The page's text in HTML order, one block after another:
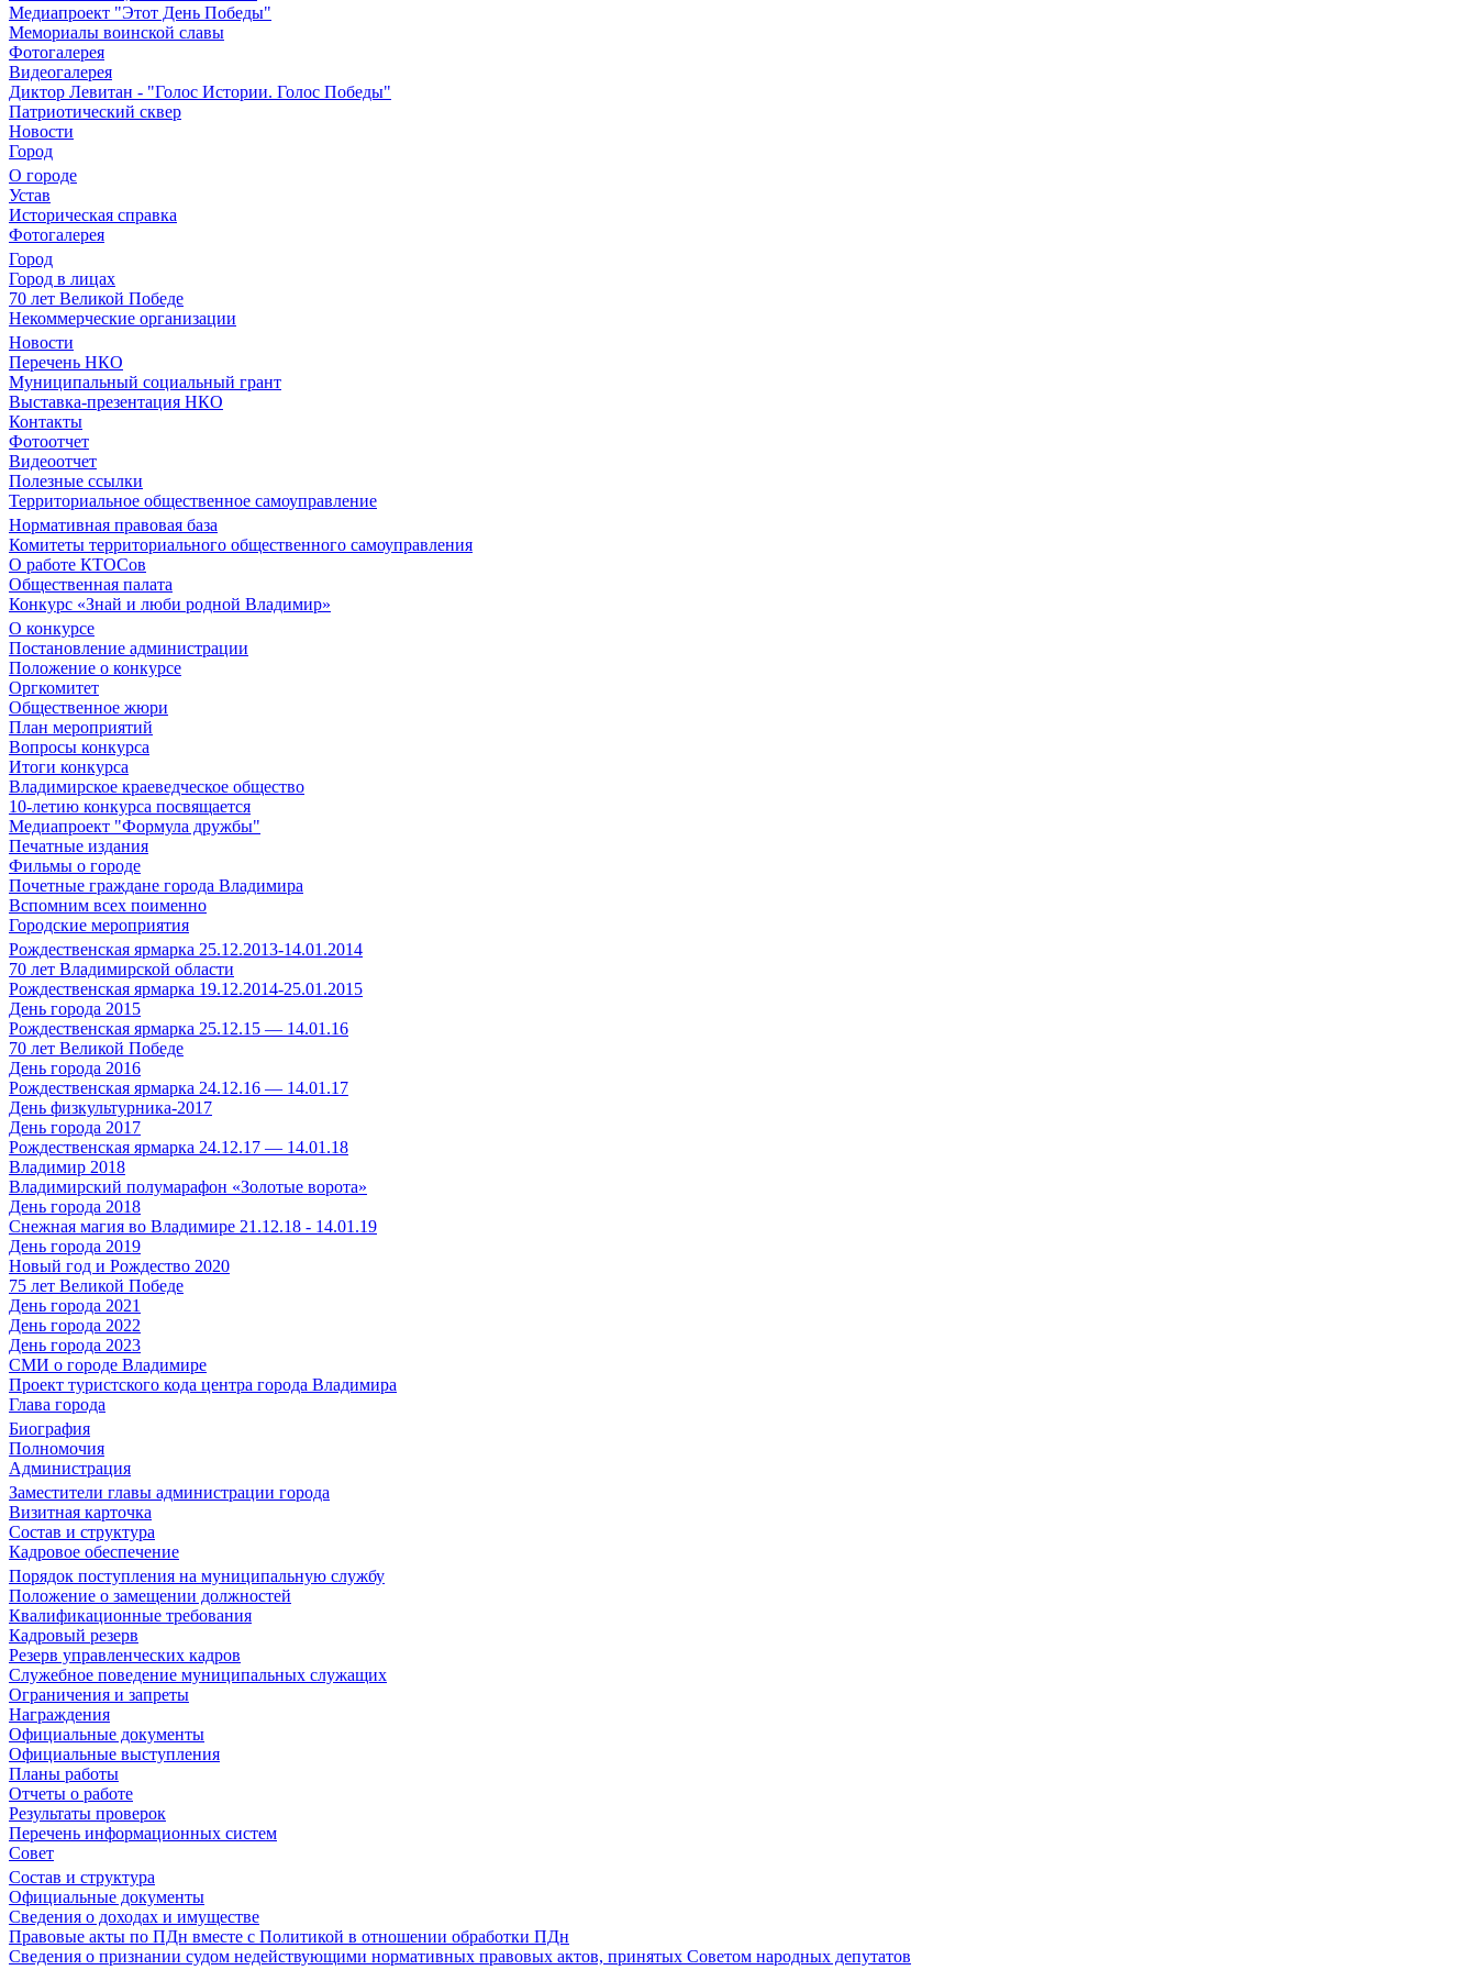
Медиапроект "Этот День Победы"
Мемориалы воинской славы
Фотогалерея
Видеогалерея
Диктор Левитан - "Голос Истории. Голос Победы"
Патриотический сквер
Новости
Город
О городе
Устав
Историческая справка
Фотогалерея
Город
Город в лицах
70 лет Великой Победе
Некоммерческие организации
Новости
Перечень НКО
Муниципальный социальный грант
Выставка-презентация НКО
Контакты
Фотоотчет
Видеоотчет
Полезные ссылки
Территориальное общественное самоуправление
Нормативная правовая база
Комитеты территориального общественного самоуправления
О работе КТОСов
Общественная палата
Конкурс «Знай и люби родной Владимир»
О конкурсе
Постановление администрации
Положение о конкурсе
Оргкомитет
Общественное жюри
План мероприятий
Вопросы конкурса
Итоги конкурса
Владимирское краеведческое общество
10-летию конкурса посвящается
Медиапроект "Формула дружбы"
Печатные издания
Фильмы о городе
Почетные граждане города Владимира
Вспомним всех поименно
Городские мероприятия
Рождественская ярмарка 25.12.2013-14.01.2014
70 лет Владимирской области
Рождественская ярмарка 19.12.2014-25.01.2015
День города 2015
Рождественская ярмарка 25.12.15 — 14.01.16
70 лет Великой Победе
День города 2016
Рождественская ярмарка 24.12.16 — 14.01.17
День физкультурника-2017
День города 2017
Рождественская ярмарка 24.12.17 — 14.01.18
Владимир 2018
Владимирский полумарафон «Золотые ворота»
День города 2018
Снежная магия во Владимире 21.12.18 - 14.01.19
День города 2019
Новый год и Рождество 2020
75 лет Великой Победе
День города 2021
День города 2022
День города 2023
СМИ о городе Владимире
Проект туристского кода центра города Владимира
Глава города
Биография
Полномочия
Администрация
Заместители главы администрации города
Визитная карточка
Состав и структура
Кадровое обеспечение
Порядок поступления на муниципальную службу
Положение о замещении должностей
Квалификационные требования
Кадровый резерв
Резерв управленческих кадров
Служебное поведение муниципальных служащих
Ограничения и запреты
Награждения
Официальные документы
Официальные выступления
Планы работы
Отчеты о работе
Результаты проверок
Перечень информационных систем
Совет
Состав и структура
Официальные документы
Сведения о доходах и имуществе
Правовые акты по ПДн вместе с Политикой в отношении обработки ПДн
Сведения о признании судом недействующими нормативных правовых актов, принятых Советом народных депутатов